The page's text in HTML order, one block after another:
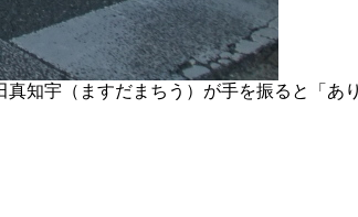
知宇（ますだまちう）が手を振ると「あ